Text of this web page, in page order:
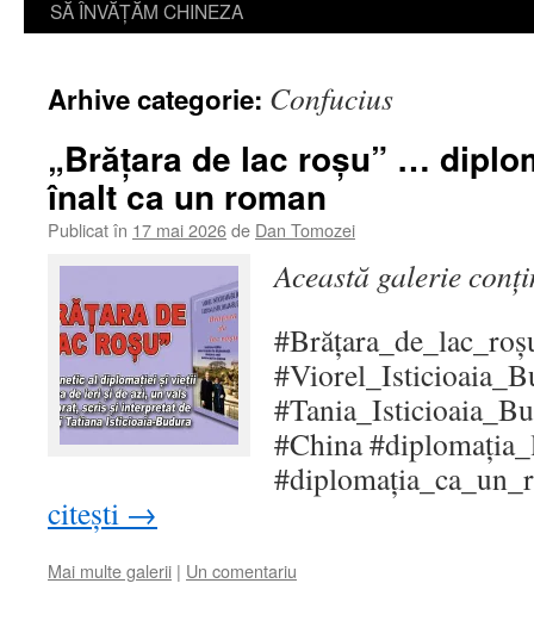
conținut
SĂ ÎNVĂŢĂM CHINEZA
Arhive categorie: Confucius
„Brățara de lac roșu” …
înalt ca un roman
Publicat în 17 mai 2026de Dan Tomozei
Această galerie
#China
citești →
Mai multe galerii | Un comentariu